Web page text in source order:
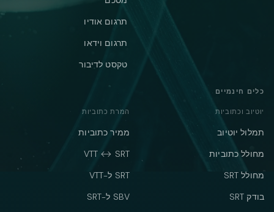
תרגום אודיו
תרגום וידאו
טקסט לדיבור
כלים חינמיים
יוטיוב וכתוביות
תמלול יוטיוב
מחולל כתוביות
מחולל SRT
בודק SRT
המרת כתוביות
ממיר כתוביות
VTT ↔ SRT
SRT ל-VTT
SBV ל-SRT